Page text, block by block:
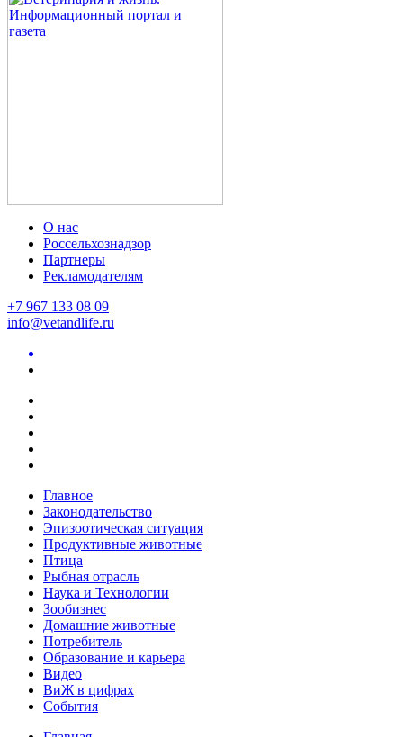
О нас
Россельхознадзор
Партнеры
Рекламодателям
+7 967 133 08 09
info@vetandlife.ru
Главное
Законодательство
Эпизоотическая ситуация
Продуктивные животные
Птица
Рыбная отрасль
Наука и Технологии
Зообизнес
Домашние животные
Потребитель
Образование и карьера
Видео
ВиЖ в цифрах
События